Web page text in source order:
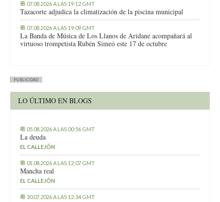
07.08.2026 A LAS 19:12 GMT
Tazacorte adjudica la climatización de la piscina municipal
07.08.2026 A LAS 19:09 GMT
La Banda de Música de Los Llanos de Aridane acompañará al
virtuoso trompetista Rubén Simeó este 17 de octubre
PUBLICIDAD
LO ÚLTIMO EN BLOGS
05.08.2026 A LAS 00:56 GMT
La deuda
EL CALLEJÓN
01.08.2026 A LAS 12:07 GMT
Mancha real
EL CALLEJÓN
30.07.2026 A LAS 12:34 GMT